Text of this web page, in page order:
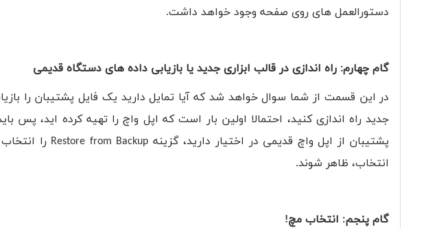
دستورالعمل های روی صفحه وجود خواهد داشت.
گام چهارم: راه اندازی در قالب ابزاری جدید یا بازیابی داده های دستگاه قدیمی
در این قسمت از شما سوال خواهد شد که آیا تمایل دارید یک فایل پشتیبان را
جدید راه اندازی کنید، احتمالا اولین بار است که اپل واچ را تهیه کرده اید، پس
پشتیبان از اپل واچ قدیمی در اختیار دارید، گزینه Restore from Backup را
انتخاب، ظاهر شوند.
گام پنجم: انتخاب مچ!